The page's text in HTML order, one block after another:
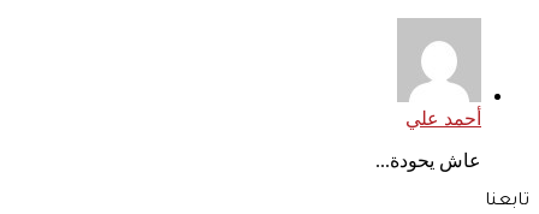
أحمد علي
عاش يحودة...
تابعنا